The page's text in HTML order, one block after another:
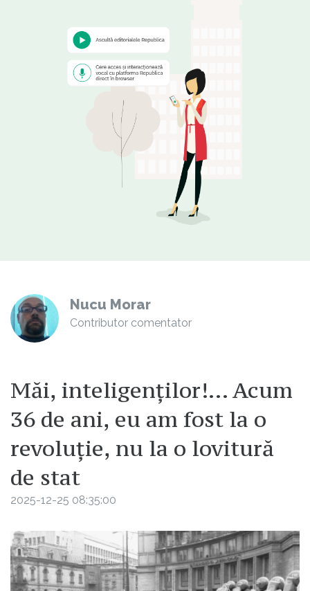
Nucu Morar
Contributor comentator
Măi, inteligenților!… Acum
36 de ani, eu am fost la o
revoluție, nu la o lovitură
de stat
2025-12-25 08:35:00